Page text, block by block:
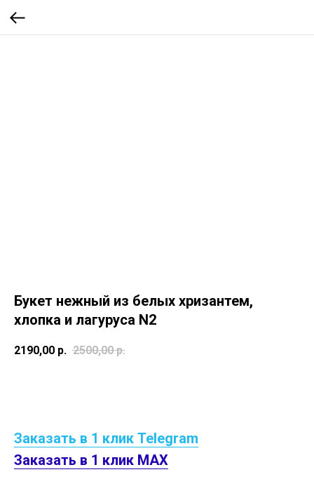
Букет нежный из белых хризантем,
хлопка и лагуруса N2
2190,00 р. 2500,00 р.
Заказать в 1 клик Telegram
Заказать в 1 клик MAX